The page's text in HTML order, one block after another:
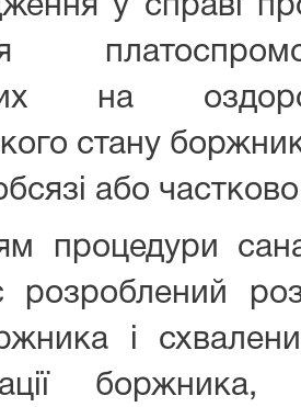
у справі
на
стану
або
процедури
розроблений
і